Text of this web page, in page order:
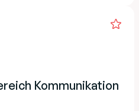
Kommunikation